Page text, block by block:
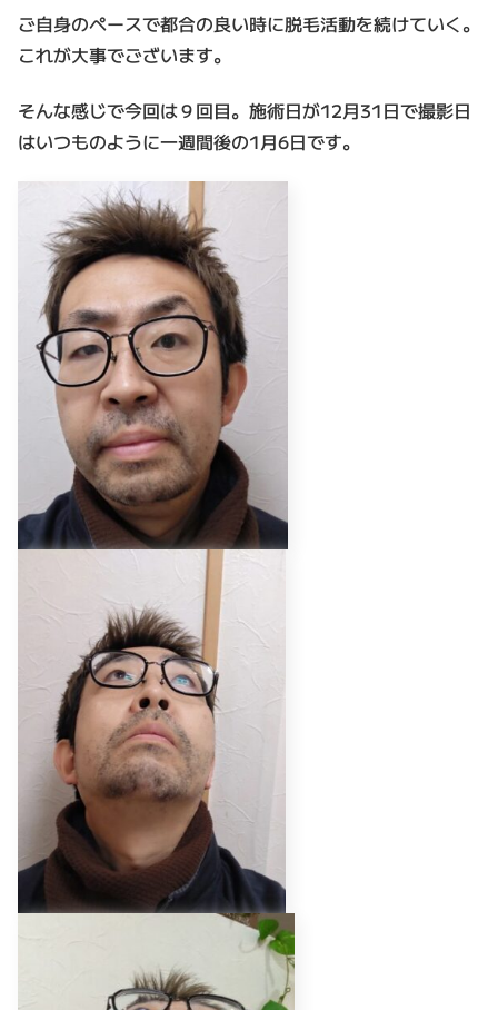
ご自身のペースで都合の良い時に脱毛活動を続けていく。
これが大事でございます。
そんな感じで今回は９回目。施術日が12月31日で撮影日
はいつものように一週間後の1月6日です。